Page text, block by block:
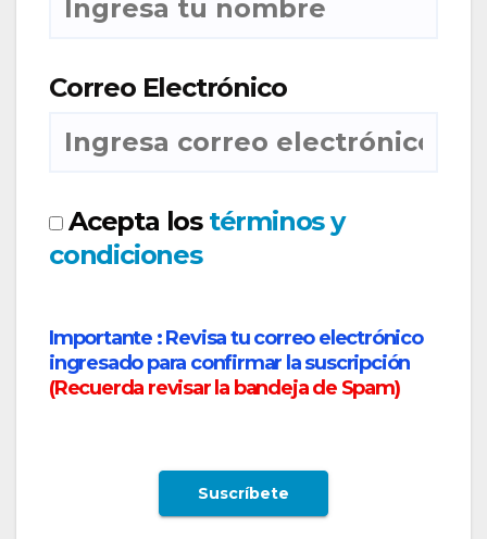
Correo Electrónico
Acepta los términos y
condiciones
Importante :Revisa tu correo electrónico
ingresado para confirmar la suscripción
(Recuerda revisar la bandeja de Spam)